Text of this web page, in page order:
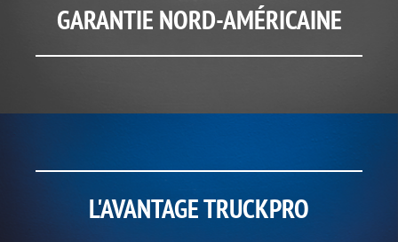
GARANTIE NORD-AMÉRICAINE
L'AVANTAGE TRUCKPRO